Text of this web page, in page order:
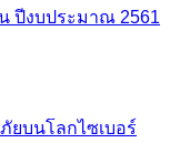
น ปีงบประมาณ 2561
ยบนโลกไซเบอร์